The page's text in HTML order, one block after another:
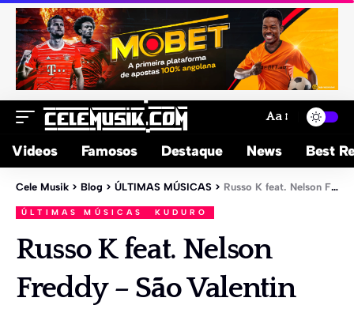
Aa
Videos Famosos Destaque News Best
Cele Musik > Blog > ÚLTIMAS MÚSICAS > Russo K feat. Nelson Freddy – São Valentin (Download)
ÚLTIMAS MÚSICAS KUDURO
Russo K feat. Nelson
Freddy – São Valentin